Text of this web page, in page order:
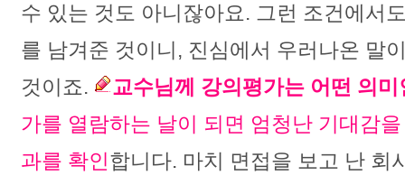
수 있는 것도 아니잖아요. 그런 조건에서
를 남겨준 것이니, 진심에서 우러나온 말
것이죠.
교수님께 강의평가는 어떤 의
가를 열람하는 날이 되면 엄청난 기대감
과를 확인합니다. 마치 면접을 보고 난 회